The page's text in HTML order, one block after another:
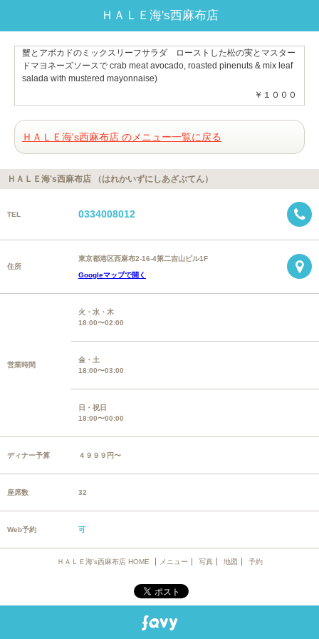
ＨＡＬＥ海's西麻布店
蟹とアボカドのミックスリーフサラダ ローストした松の実とマスター
ドマヨネーズソースで crab meat avocado, roasted pinenuts & mix leaf
salada with mustered mayonnaise)
￥１０００
ＨＡＬＥ海's西麻布店 のメニュー一覧に戻る
ＨＡＬＥ海's西麻布店 （はれかいずにしあざぶてん）
TEL 0334008012
住所
東京都港区西麻布2-16-4第二吉山ビル1F
Googleマップで開く
営業時間
火・水・木
18:00〜02:00
金・土
18:00〜03:00
日・祝日
18:00〜00:00
ディナー予算 ４９９９円〜
座席数 32
Web予約 可
ＨＡＬＥ海's西麻布店 HOME メニュー 写真 地図 予約